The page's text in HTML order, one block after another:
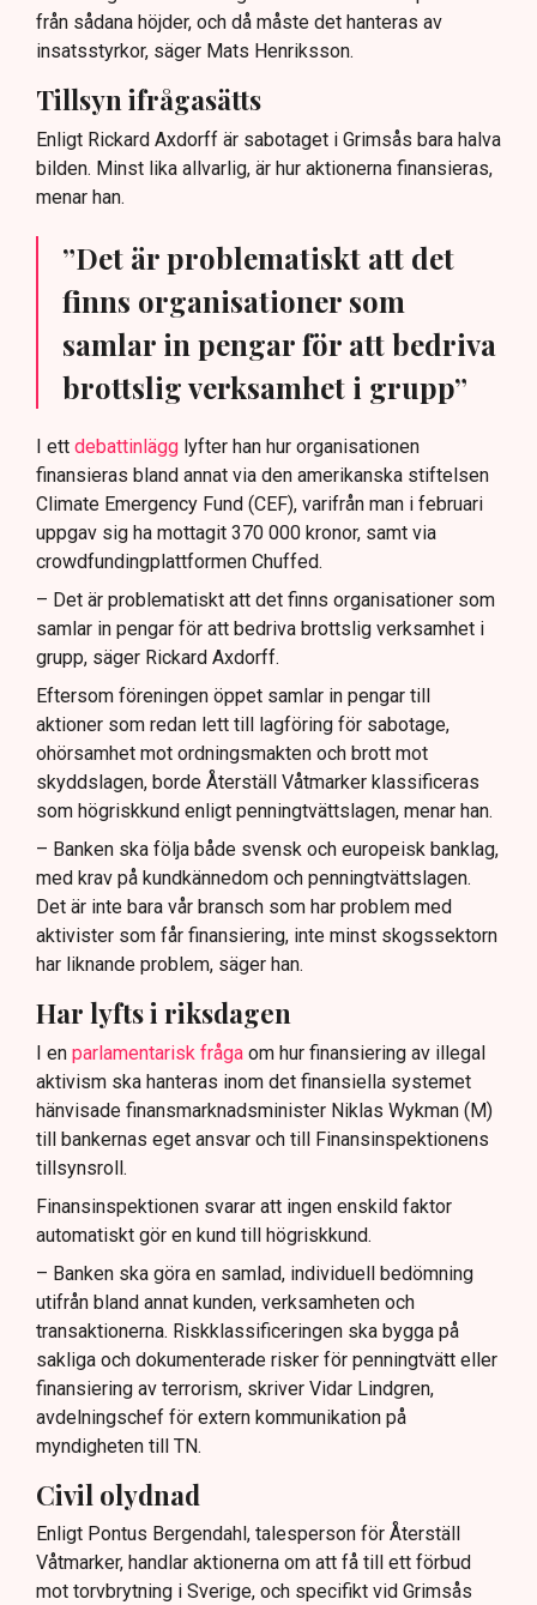
från sådana höjder, och då måste det hanteras av
insatsstyrkor, säger Mats Henriksson.
Tillsyn ifrågasätts
Enligt Rickard Axdorff är sabotaget i Grimsås bara halva
bilden. Minst lika allvarlig, är hur aktionerna finansieras,
menar han.
”Det är problematiskt att det
finns organisationer som
samlar in pengar för att bedriva
brottslig verksamhet i grupp”
I ett debattinlägg lyfter han hur organisationen
finansieras bland annat via den amerikanska stiftelsen
Climate Emergency Fund (CEF), varifrån man i februari
uppgav sig ha mottagit 370 000 kronor, samt via
crowdfundingplattformen Chuffed.
– Det är problematiskt att det finns organisationer som
samlar in pengar för att bedriva brottslig verksamhet i
grupp, säger Rickard Axdorff.
Eftersom föreningen öppet samlar in pengar till
aktioner som redan lett till lagföring för sabotage,
ohörsamhet mot ordningsmakten och brott mot
skyddslagen, borde Återställ Våtmarker klassificeras
som högriskkund enligt penningtvättslagen, menar han.
– Banken ska följa både svensk och europeisk banklag,
med krav på kundkännedom och penningtvättslagen.
Det är inte bara vår bransch som har problem med
aktivister som får finansiering, inte minst skogssektorn
har liknande problem, säger han.
Har lyfts i riksdagen
I en parlamentarisk fråga om hur finansiering av illegal
aktivism ska hanteras inom det finansiella systemet
hänvisade finansmarknadsminister Niklas Wykman (M)
till bankernas eget ansvar och till Finansinspektionens
tillsynsroll.
Finansinspektionen svarar att ingen enskild faktor
automatiskt gör en kund till högriskkund.
– Banken ska göra en samlad, individuell bedömning
utifrån bland annat kunden, verksamheten och
transaktionerna. Riskklassificeringen ska bygga på
sakliga och dokumenterade risker för penningtvätt eller
finansiering av terrorism, skriver Vidar Lindgren,
avdelningschef för extern kommunikation på
myndigheten till TN.
Civil olydnad
Enligt Pontus Bergendahl, talesperson för Återställ
Våtmarker, handlar aktionerna om att få till ett förbud
mot torvbrytning i Sverige, och specifikt vid Grimsås